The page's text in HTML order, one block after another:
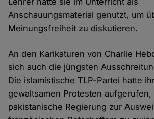
Anschauungsmaterial genutzt, um
Meinungsfreiheit zu diskutieren.
An den Karikaturen von Charlie
sich auch die jüngsten
Die islamistische TLP-Partei hatte
gewaltsamen Protesten aufgerufen,
pakistanische Regierung zur